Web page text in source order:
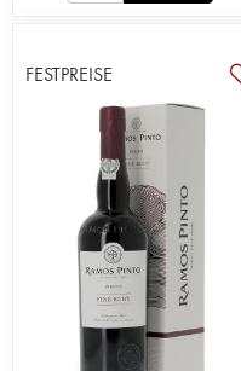
FESTPREISE